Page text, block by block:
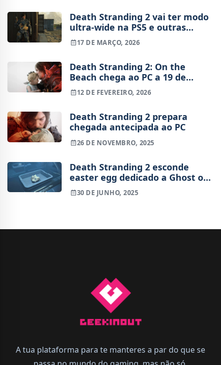
Death Stranding 2 vai ter modo
ultra-wide na PS5 e outras
novidades da versão PC
17 DE MARÇO, 2026
Death Stranding 2: On the
Beach chega ao PC a 19 de
março
12 DE FEVEREIRO, 2026
Death Stranding 2 prepara
chegada antecipada ao PC
26 DE NOVEMBRO, 2025
Death Stranding 2 esconde
easter egg dedicado a Ghost of
Yotei
30 DE JUNHO, 2025
A tua plataforma para te manteres a par do que se